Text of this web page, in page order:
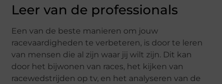
Leer van de professionals
Een van de beste manieren om jouw
racevaardigheden te verbeteren, is door te leren
van mensen die al zijn waar jij wilt zijn. Dit kan
door het bijwonen van races, het kijken van
racewedstrijden op tv, en het analyseren van de